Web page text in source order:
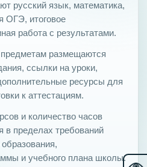
русский язык, математика,
ОГЭ, итоговое
работа с результатами.
размещаются
ссылки на уроки,
ресурсы для
к аттестациям.
и количество часов
в пределах требований
и учебного плана школы.